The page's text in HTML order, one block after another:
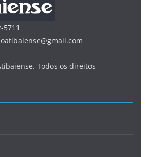
5711
Todos os direitos